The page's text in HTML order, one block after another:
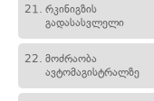
21. რკინიგზის
გადასასვლელი
22. მოძრაობა
ავტომაგისტრალზე